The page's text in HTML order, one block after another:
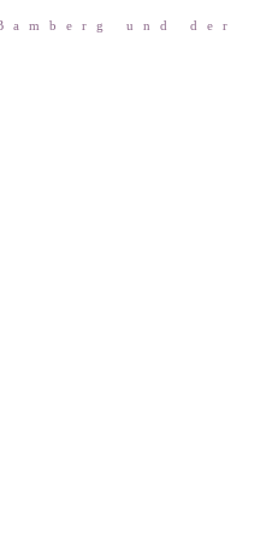
und der